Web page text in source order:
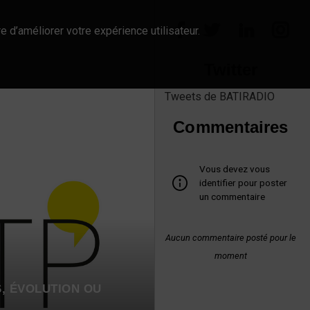
ÉVOLUTION OU
Tweets de BATIRADIO
Commentaires
Vous devez vous
identifier pour poster
un commentaire
Aucun commentaire posté pour le
moment
d’améliorer votre expérience utilisateur.